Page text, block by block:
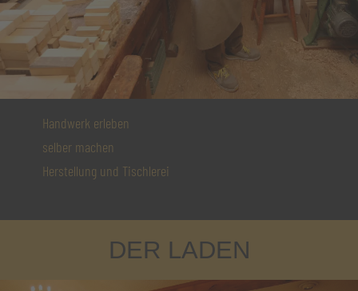
Handwerk erleben
selber machen
Herstellung und Tischlerei
DER LADEN